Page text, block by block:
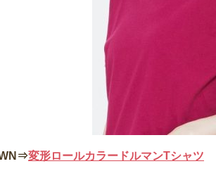
変形ロールカラードルマンTシャツ